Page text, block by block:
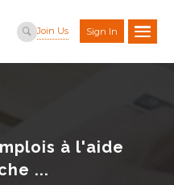
Join Us Sign In
à l'aide
...